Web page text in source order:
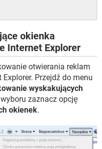
okienka
Internet Explorer
otwierania reklam
Przejdź do menu
wyskakujących
zaznacz opcję
okienek.